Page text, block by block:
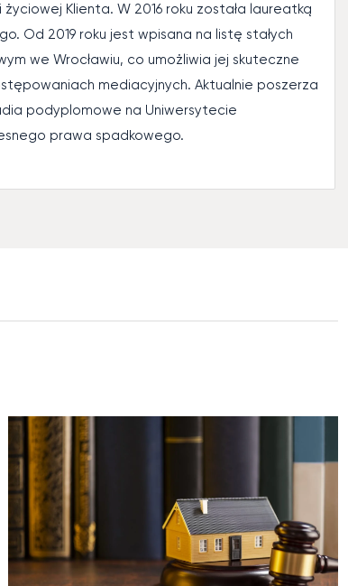
Klienta. W 2016 roku została laureatką
Od 2019 roku jest wpisana na listę stałych
we Wrocławiu, co umożliwia jej skuteczne
mediacyjnych. Aktualnie poszerza
podyplomowe na Uniwersytecie
prawa spadkowego.